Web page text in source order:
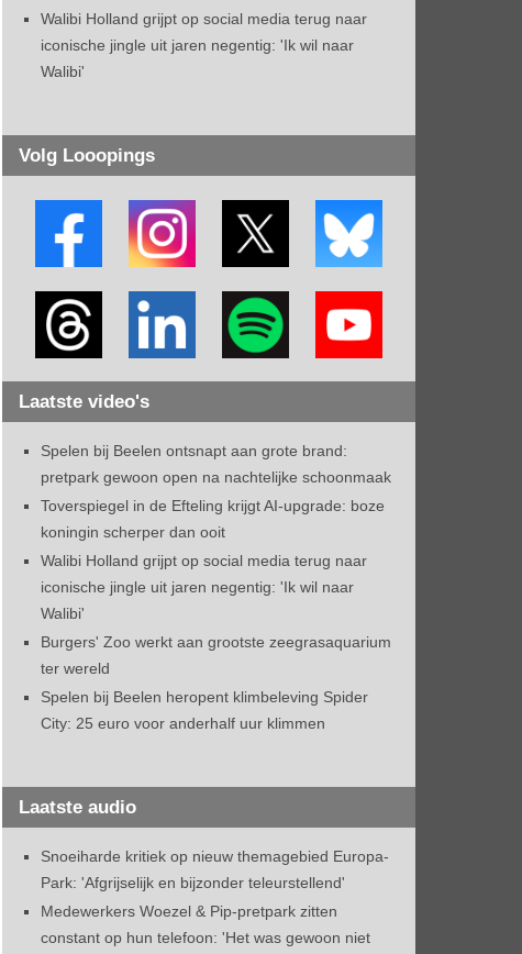
Walibi Holland grijpt op social media terug naar
iconische jingle uit jaren negentig: 'Ik wil naar
Walibi'
Volg Looopings
Laatste video's
Spelen bij Beelen ontsnapt aan grote brand:
pretpark gewoon open na nachtelijke schoonmaak
Toverspiegel in de Efteling krijgt AI-upgrade: boze
koningin scherper dan ooit
Walibi Holland grijpt op social media terug naar
iconische jingle uit jaren negentig: 'Ik wil naar
Walibi'
Burgers' Zoo werkt aan grootste zeegrasaquarium
ter wereld
Spelen bij Beelen heropent klimbeleving Spider
City: 25 euro voor anderhalf uur klimmen
Laatste audio
Snoeiharde kritiek op nieuw themagebied Europa-
Park: 'Afgrijselijk en bijzonder teleurstellend'
Medewerkers Woezel & Pip-pretpark zitten
constant op hun telefoon: 'Het was gewoon niet